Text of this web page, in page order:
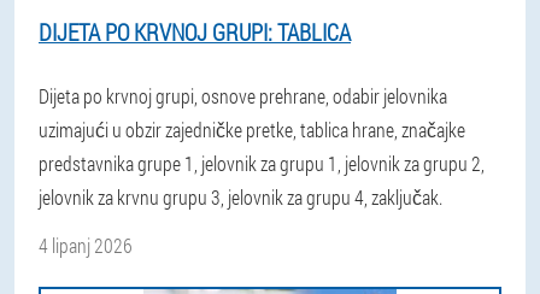
DIJETA PO KRVNOJ GRUPI: TABLICA
Dijeta po krvnoj grupi, osnove prehrane, odabir jelovnika
uzimajući u obzir zajedničke pretke, tablica hrane, značajke
predstavnika grupe 1, jelovnik za grupu 1, jelovnik za grupu 2,
jelovnik za krvnu grupu 3, jelovnik za grupu 4, zaključak.
4 lipanj 2026